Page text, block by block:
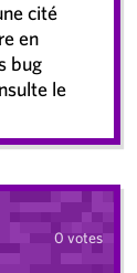
cité
en
bug
le
0 votes